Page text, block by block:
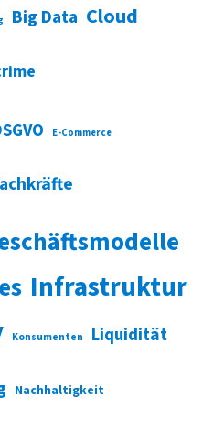
Big Data Cloud
E-Commerce
Infrastruktur
Konsumenten Liquidität
Nachhaltigkeit